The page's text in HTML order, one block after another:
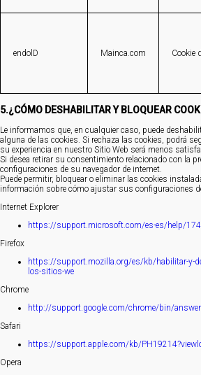
endolD Mainca.com Cookie
5.¿CÓMO DESHABILITAR Y BLOQUEAR
Le informamos que, en cualquier caso, puede
alguna de las cookies. Si rechaza las cookies, podrá
su experiencia en nuestro Sitio Web será menos
Si desea retirar su consentimiento relacionado con la
configuraciones de su navegador de internet.
Puede permitir, bloquear o eliminar las cookies
información sobre cómo ajustar sus configuraciones
Internet Explorer
https://support.microsoft.com/es-es/help/
Firefox
https://support.mozilla.org/es/kb/habilitar-y-
los-sitios-we
Chrome
http://support.google.com/chrome/bin/
Safari
https://support.apple.com/kb/
Opera